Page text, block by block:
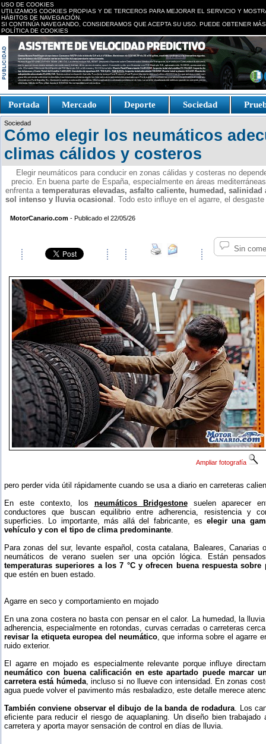
USO DE COOKIES
UTILIZAMOS COOKIES PROPIAS Y DE TERCEROS PARA MEJORAR EL SERVICIO Y
HÁBITOS DE NAVEGACIÓN.
SI CONTINÚA NAVEGANDO, CONSIDERAMOS QUE ACEPTA SU USO. PUEDE OBTENER
POLÍTICA DE COOKIES
replica watches canada
Portada Mercado Deporte Sociedad
Fake Watches
replica-
watch.is
Sociedad
Cómo elegir los neumáticos
climas cálidos y costeros
Elegir neumáticos para conducir en zonas cálidas y costeras no
precio. En buena parte de España, especialmente en áreas
enfrenta a temperaturas elevadas, asfalto caliente, humedad,
sol intenso y lluvia ocasional . Todo esto influye en el agarre, el
MotorCanario.com - Publicado el 22/05/26
Sin
Ampliar fotografía
pero perder vida útil rápidamente cuando se usa a diario en carreteras
En este contexto, los neumáticos Bridgestonesuelen aparecer
conductores que buscan equilibrio entre adherencia, resistencia y
superficies. Lo importante, más allá del fabricante, es elegir una
vehículo y con el tipo de clima predominante.
Para zonas del sur, levante español, costa catalana, Baleares, Canarias
neumáticos de verano suelen ser una opción lógica. Están
temperaturas superiores a los 7 °C y ofrecen buena respuesta
que estén en buen estado.
Agarre en seco y comportamiento en mojado
En una zona costera no basta con pensar en el calor. La humedad, la
adherencia, especialmente en rotondas, curvas cerradas o carreteras
revisar la etiqueta europea del neumático, que informa sobre el agarre
ruido exterior.
El agarre en mojado es especialmente relevante porque influye
neumático con buena calificación en este apartado puede marcar
carretera está húmeda, incluso si no llueve con intensidad. En zonas
agua puede volver el pavimento más resbaladizo, este detalle merece
También conviene observar el dibujo de la banda de rodadura. Los
eficiente para reducir el riesgo de aquaplaning. Un diseño bien
carretera y aporta mayor sensación de control en días de lluvia.